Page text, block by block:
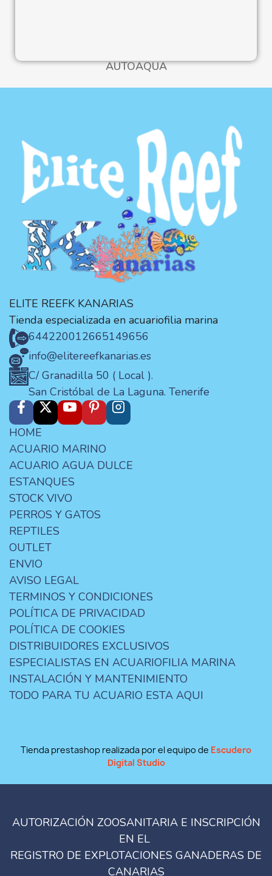
AUTOAQUA
ELITE REEFK KANARIAS
Tienda especializada en acuariofilia marina
644220012665149656
info@elitereefkanarias.es
C/ Granadilla 50 ( Local ).
San Cristóbal de La Laguna. Tenerife
HOME
ACUARIO MARINO
ACUARIO AGUA DULCE
ESTANQUES
STOCK VIVO
PERROS Y GATOS
REPTILES
OUTLET
ENVIO
AVISO LEGAL
TERMINOS Y CONDICIONES
POLÍTICA DE PRIVACIDAD
POLÍTICA DE COOKIES
DISTRIBUIDORES EXCLUSIVOS
ESPECIALISTAS EN ACUARIOFILIA MARINA
INSTALACIÓN Y MANTENIMIENTO
TODO PARA TU ACUARIO ESTA AQUI
Tienda prestashop realizada por el equipo de Escudero
Digital Studio
AUTORIZACIÓN ZOOSANITARIA E INSCRIPCIÓN
EN EL
REGISTRO DE EXPLOTACIONES GANADERAS DE
CANARIAS